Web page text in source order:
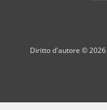
Diritto d'autore © 2026